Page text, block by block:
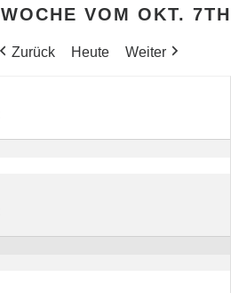
WOCHE VOM OKT. 7TH
Zurück Heute Weiter